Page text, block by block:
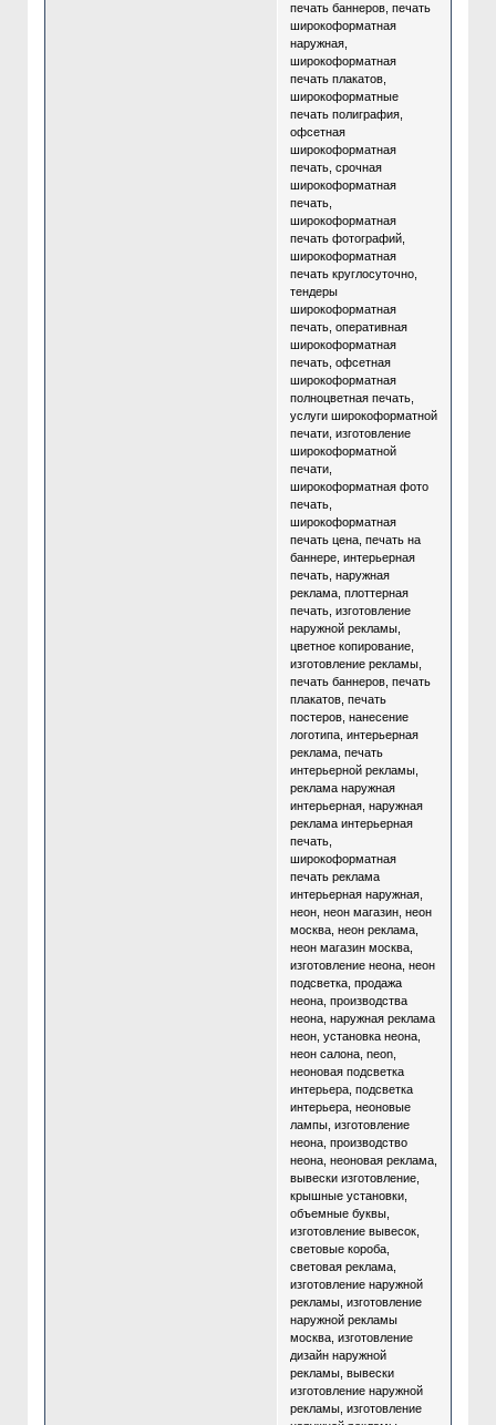
печать баннеров, печать
широкоформатная
наружная,
широкоформатная
печать плакатов,
широкоформатные
печать полиграфия,
офсетная
широкоформатная
печать, срочная
широкоформатная
печать,
широкоформатная
печать фотографий,
широкоформатная
печать круглосуточно,
тендеры
широкоформатная
печать, оперативная
широкоформатная
печать, офсетная
широкоформатная
полноцветная печать,
услуги широкоформатной
печати, изготовление
широкоформатной
печати,
широкоформатная фото
печать,
широкоформатная
печать цена, печать на
баннере, интерьерная
печать, наружная
реклама, плоттерная
печать, изготовление
наружной рекламы,
цветное копирование,
изготовление рекламы,
печать баннеров, печать
плакатов, печать
постеров, нанесение
логотипа, интерьерная
реклама, печать
интерьерной рекламы,
реклама наружная
интерьерная, наружная
реклама интерьерная
печать,
широкоформатная
печать реклама
интерьерная наружная,
неон, неон магазин, неон
москва, неон реклама,
неон магазин москва,
изготовление неона, неон
подсветка, продажа
неона, производства
неона, наружная реклама
неон, установка неона,
неон салона, neon,
неоновая подсветка
интерьера, подсветка
интерьера, неоновые
лампы, изготовление
неона, производство
неона, неоновая реклама,
вывески изготовление,
крышные установки,
объемные буквы,
изготовление вывесок,
световые короба,
световая реклама,
изготовление наружной
рекламы, изготовление
наружной рекламы
москва, изготовление
дизайн наружной
рекламы, вывески
изготовление наружной
рекламы, изготовление